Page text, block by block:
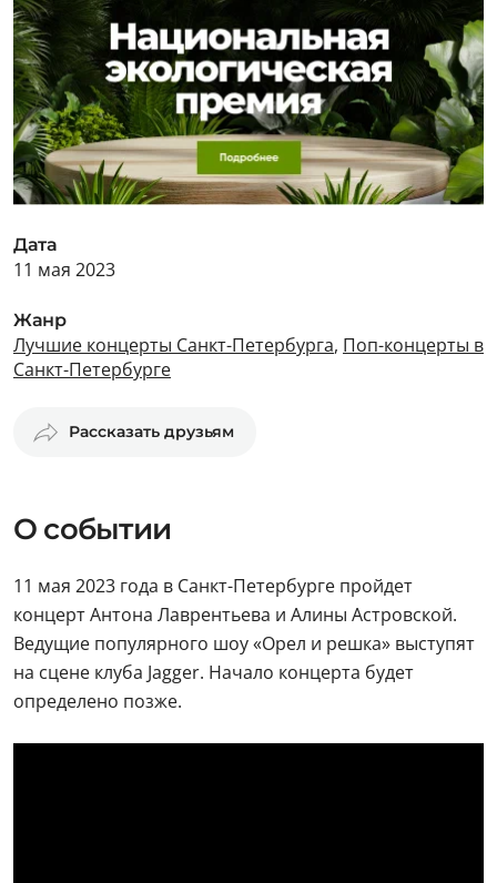
Дата
11 мая 2023
Жанр
Лучшие концерты Санкт-Петербурга, Поп-концерты в
Санкт-Петербурге
Рассказать друзьям
О событии
11 мая 2023 года в Санкт-Петербурге пройдет
концерт Антона Лаврентьева и Алины Астровской.
Ведущие популярного шоу «Орел и решка» выступят
на сцене клуба Jagger. Начало концерта будет
определено позже.